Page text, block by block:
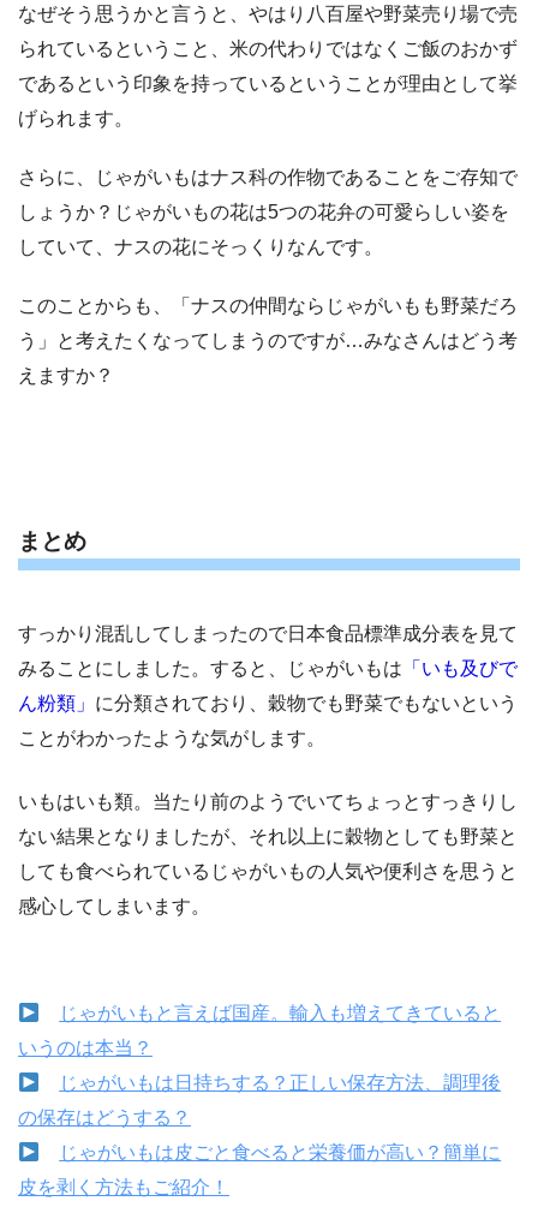
なぜそう思うかと言うと、やはり八百屋や野菜売り場で売
られているということ、米の代わりではなくご飯のおかず
であるという印象を持っているということが理由として挙
げられます。
さらに、じゃがいもはナス科の作物であることをご存知で
しょうか？じゃがいもの花は5つの花弁の可愛らしい姿を
していて、ナスの花にそっくりなんです。
このことからも、「ナスの仲間ならじゃがいもも野菜だろ
う」と考えたくなってしまうのですが…みなさんはどう考
えますか？
まとめ
すっかり混乱してしまったので日本食品標準成分表を見て
みることにしました。すると、じゃがいもは 「いも及びで
ん粉類」 に分類されており、穀物でも野菜でもないという
ことがわかったような気がします。
いもはいも類。当たり前のようでいてちょっとすっきりし
ない結果となりましたが、それ以上に穀物としても野菜と
しても食べられているじゃがいもの人気や便利さを思うと
感心してしまいます。
じゃがいもと言えば国産。輸入も増えてきていると
いうのは本当？
じゃがいもは日持ちする？正しい保存方法、調理後
の保存はどうする？
じゃがいもは皮ごと食べると栄養価が高い？簡単に
皮を剥く方法もご紹介！